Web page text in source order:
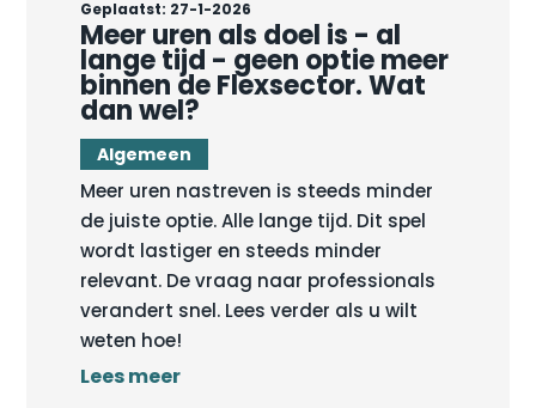
Geplaatst: 27-1-2026
Meer uren als doel is - al
lange tijd - geen optie meer
binnen de Flexsector. Wat
dan wel?
Algemeen
Meer uren nastreven is steeds minder
de juiste optie. Alle lange tijd. Dit spel
wordt lastiger en steeds minder
relevant. De vraag naar professionals
verandert snel. Lees verder als u wilt
weten hoe!
Lees meer